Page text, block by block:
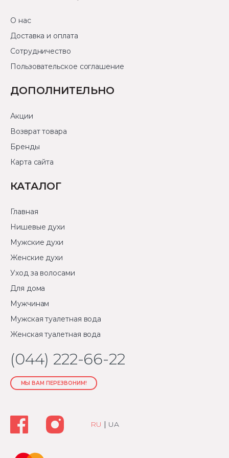
О нас
Доставка и оплата
Сотрудничество
Пользовательское соглашение
ДОПОЛНИТЕЛЬНО
Акции
Возврат товара
Бренды
Карта сайта
КАТАЛОГ
Главная
Нишевые духи
Мужские духи
Женские духи
Уход за волосами
Для дома
Мужчинам
Мужская туалетная вода
Женская туалетная вода
(044) 222-66-22
МЫ ВАМ ПЕРЕЗВОНИМ!
RU | UA